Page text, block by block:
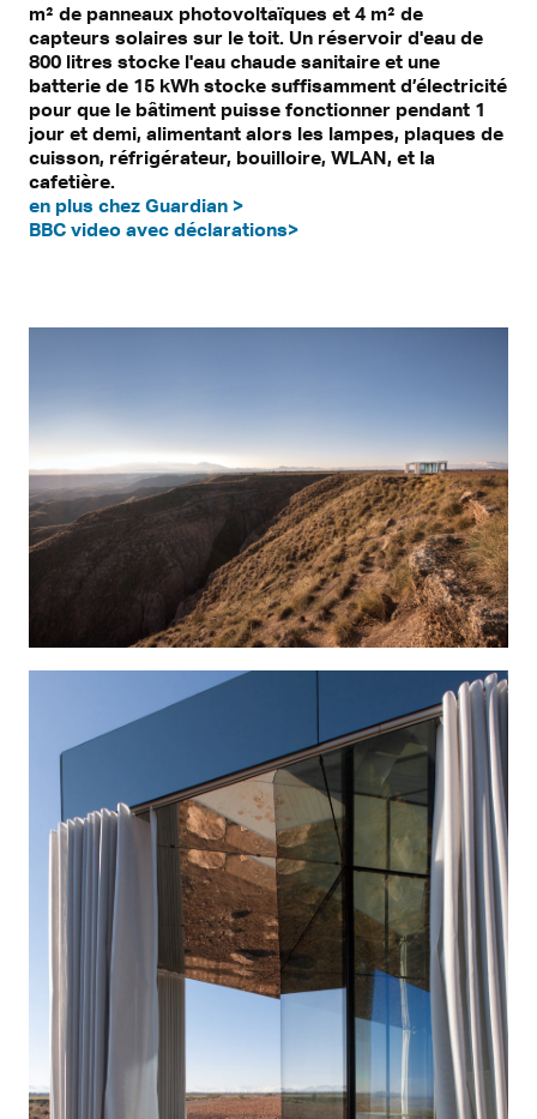
m² de panneaux photovoltaïques et 4 m² de
capteurs solaires sur le toit. Un réservoir d'eau de
800 litres stocke l'eau chaude sanitaire et une
batterie de 15 kWh stocke suffisamment d’électricité
pour que le bâtiment puisse fonctionner pendant 1
jour et demi, alimentant alors les lampes, plaques de
cuisson, réfrigérateur, bouilloire, WLAN, et la
cafetière.
en plus chez Guardian >
BBC video avec déclarations>